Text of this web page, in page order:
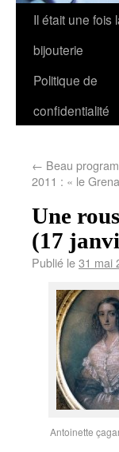
Il était une fois
bijouterie
Politique de
confidentialité
← Beau
2011 : « le
Une
(17
Publié le31 mai
Antoinette